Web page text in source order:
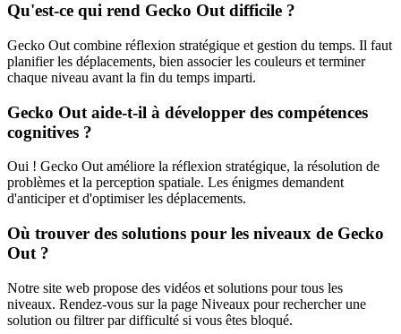
Qu'est-ce qui rend Gecko Out difficile ?
Gecko Out combine réflexion stratégique et gestion du temps. Il faut
planifier les déplacements, bien associer les couleurs et terminer
chaque niveau avant la fin du temps imparti.
Gecko Out aide-t-il à développer des compétences
cognitives ?
Oui ! Gecko Out améliore la réflexion stratégique, la résolution de
problèmes et la perception spatiale. Les énigmes demandent
d'anticiper et d'optimiser les déplacements.
Où trouver des solutions pour les niveaux de Gecko
Out ?
Notre site web propose des vidéos et solutions pour tous les
niveaux. Rendez-vous sur la page Niveaux pour rechercher une
solution ou filtrer par difficulté si vous êtes bloqué.